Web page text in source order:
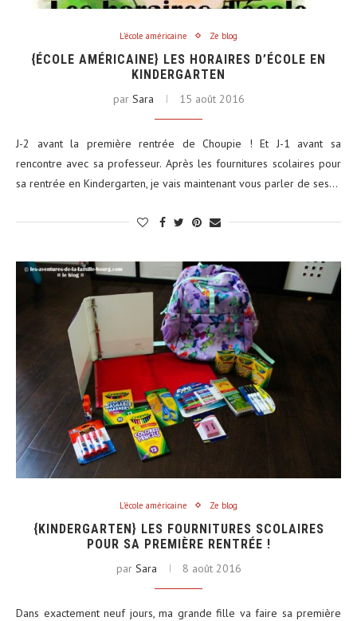
L'école américaine Ze blog
{ÉCOLE AMÉRICAINE} LES HORAIRES D’ÉCOLE EN
KINDERGARTEN
par Sara 15 août 2016
J-2 avant la première rentrée de Choupie ! Et J-1 avant sa
rencontre avec sa professeur. Après les fournitures scolaires pour
sa rentrée en Kindergarten, je vais maintenant vous parler de ses…
L'école américaine Ze blog
{KINDERGARTEN} LES FOURNITURES SCOLAIRES
POUR SA PREMIÈRE RENTRÉE !
par Sara 8 août 2016
Dans exactement neuf jours, ma grande fille va faire sa première